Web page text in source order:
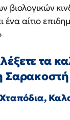
βιολογικών
ένα αίτιο
τα
Σαρακοστή